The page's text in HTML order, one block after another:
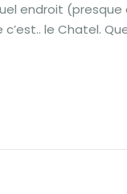
endroit (presque
le Chatel.